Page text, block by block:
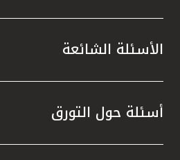
الأسئلة الشائعة
أسئلة حول التورق